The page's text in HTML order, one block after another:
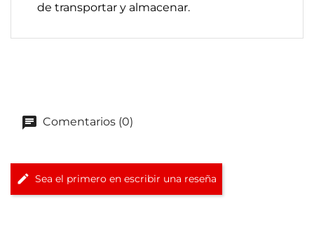
de transportar y almacenar.
Comentarios (0)
Sea el primero en escribir una reseña